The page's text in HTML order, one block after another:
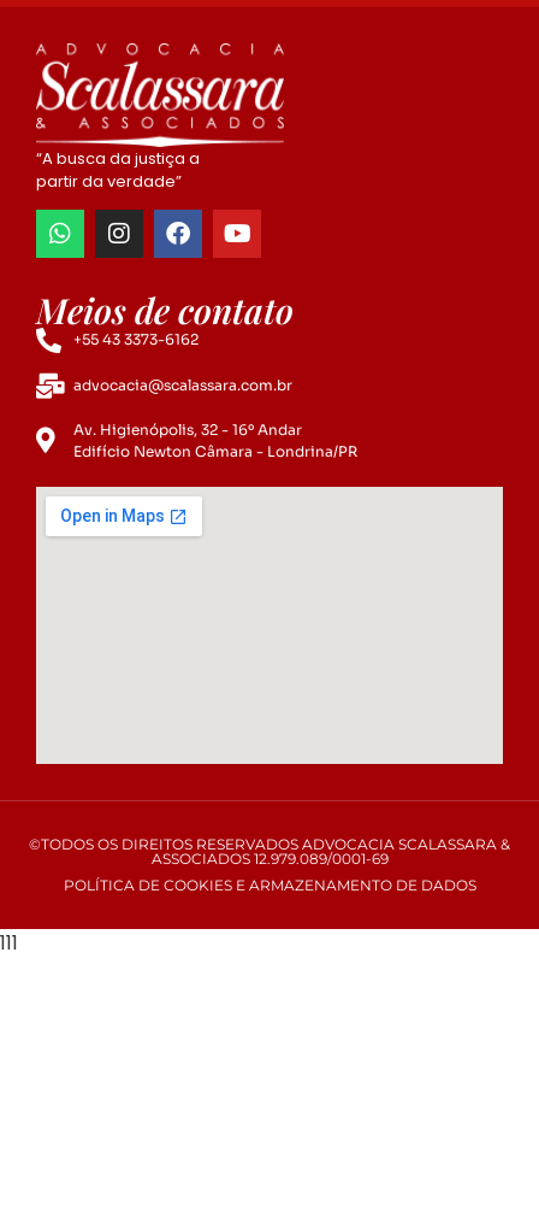
“A busca da justiça a
partir da verdade”
Meios de contato
+55 43 3373-6162
advocacia@scalassara.com.br
Av. Higienópolis, 32 - 16º Andar
Edifício Newton Câmara - Londrina/PR
©TODOS OS DIREITOS RESERVADOS ADVOCACIA SCALASSARA &
ASSOCIADOS 12.979.089/0001-69
POLÍTICA DE COOKIES E ARMAZENAMENTO DE DADOS
111